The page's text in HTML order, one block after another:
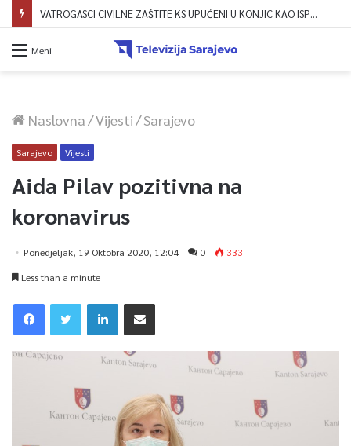
VATROGASCI CIVILNE ZAŠTITE KS UPUĆENI U KONJIC KAO ISPOMOĆ U GAŠENJU POŽARA
Meni
Naslovna/Vijesti/Sarajevo
Sarajevo Vijesti
Aida Pilav pozitivna na
koronavirus
Ponedjeljak, 19 Oktobra 2020, 12:04 0
333
Less than a minute